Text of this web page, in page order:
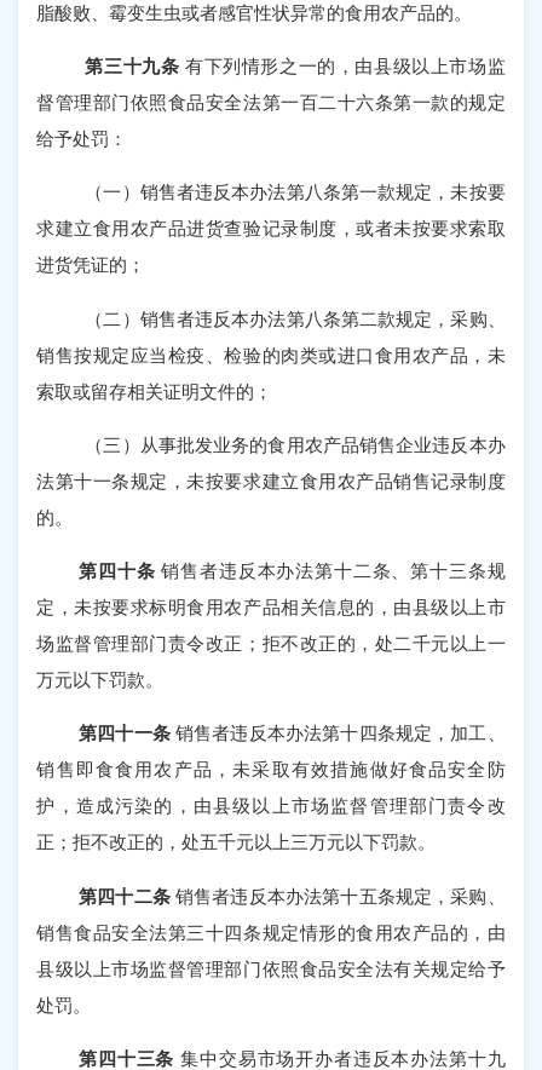
脂酸败、霉变生虫或者感官性状异常的食用农产品的。
第三十九条 有下列情形之一的，由县级以上市场监
督管理部门依照食品安全法第一百二十六条第一款的规定
给予处罚：
（一）销售者违反本办法第八条第一款规定，未按要
求建立食用农产品进货查验记录制度，或者未按要求索取
进货凭证的；
（二）销售者违反本办法第八条第二款规定，采购、
销售按规定应当检疫、检验的肉类或进口食用农产品，未
索取或留存相关证明文件的；
（三）从事批发业务的食用农产品销售企业违反本办
法第十一条规定，未按要求建立食用农产品销售记录制度
的。
第四十条 销售者违反本办法第十二条、第十三条规
定，未按要求标明食用农产品相关信息的，由县级以上市
场监督管理部门责令改正；拒不改正的，处二千元以上一
万元以下罚款。
第四十一条 销售者违反本办法第十四条规定，加工、
销售即食食用农产品，未采取有效措施做好食品安全防
护，造成污染的，由县级以上市场监督管理部门责令改
正；拒不改正的，处五千元以上三万元以下罚款。
第四十二条 销售者违反本办法第十五条规定，采购、
销售食品安全法第三十四条规定情形的食用农产品的，由
县级以上市场监督管理部门依照食品安全法有关规定给予
处罚。
第四十三条 集中交易市场开办者违反本办法第十九